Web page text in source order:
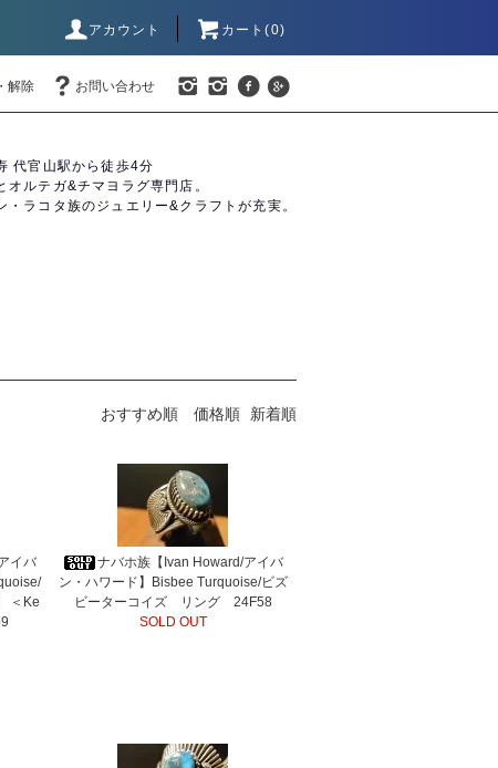
アカウント カート(0)
解除 お問い合わせ
代官山駅から徒歩4分
ルテガ&チマヨラグ専門店。
ラコタ族のジュエリー&クラフトが充実。
おすすめ順 価格順 新着順
イバ
＜Ke
ナバホ族【Ivan Howard/アイバ
ン・ハワード】Bisbee Turquoise/ビズ
ビーターコイズ リング 24F58
SOLD OUT